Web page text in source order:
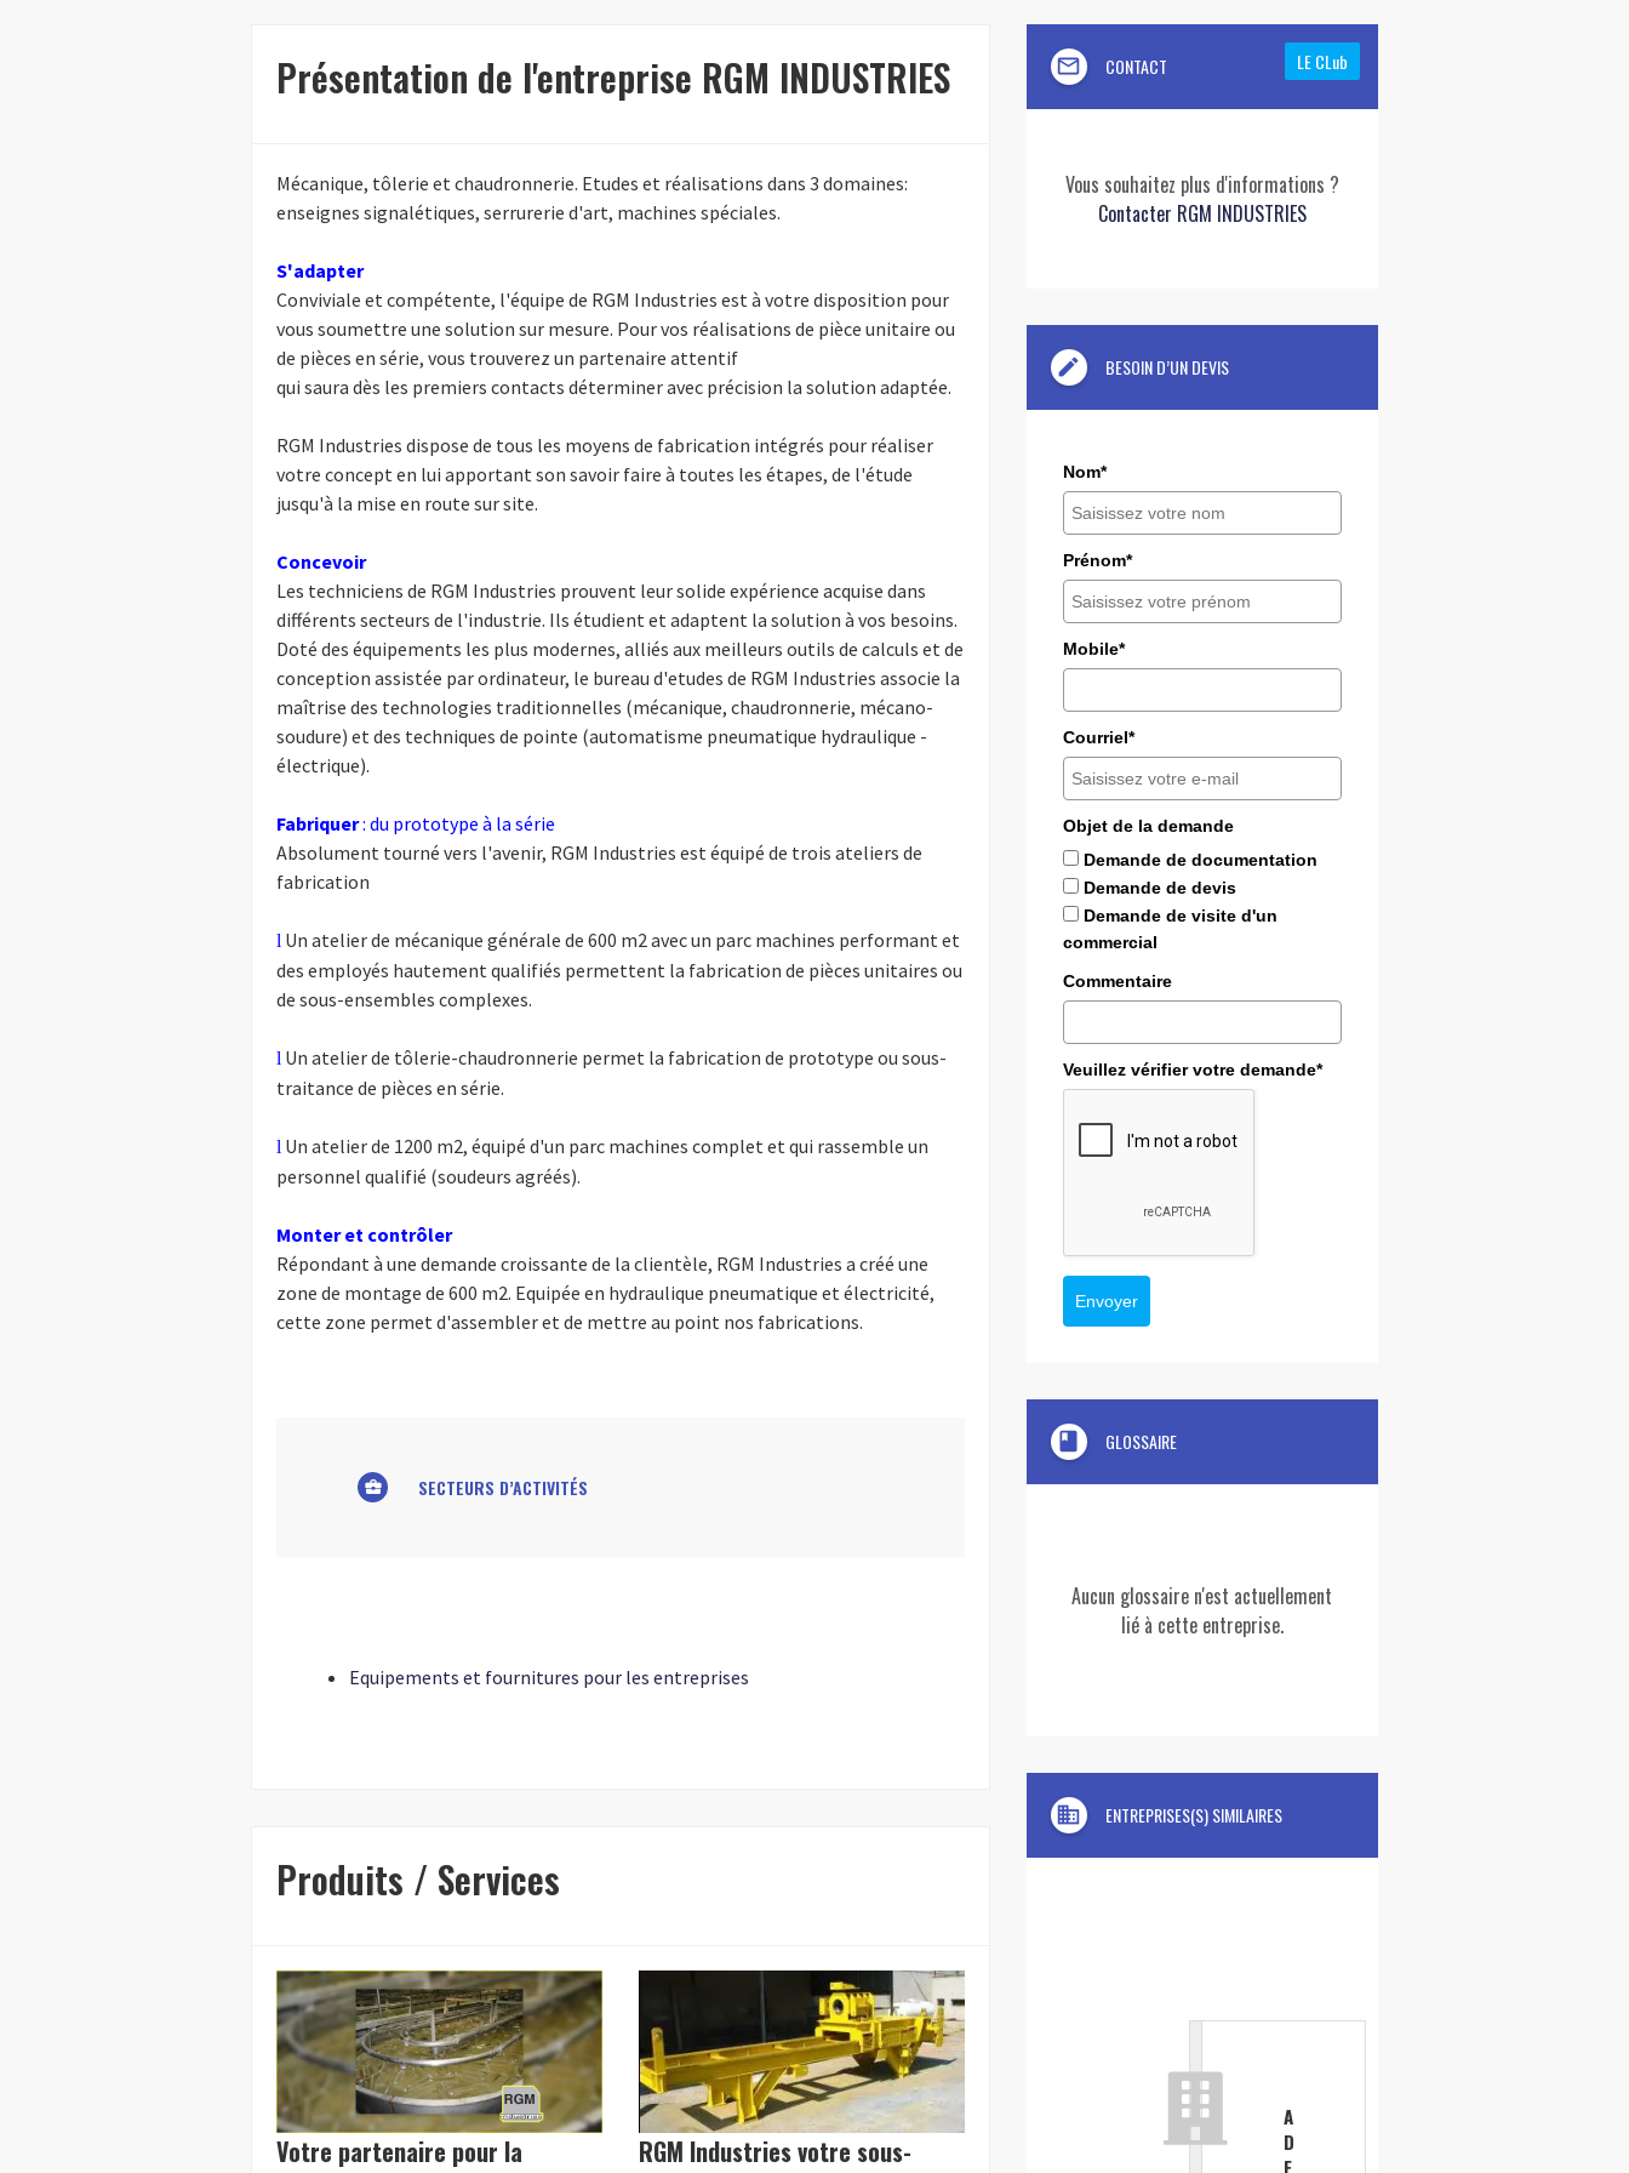
Présentation de l'entreprise RGM INDUSTRIES
Mécanique, tôlerie et chaudronnerie. Etudes et réalisations dans 3 domaines:
enseignes signalétiques, serrurerie d'art, machines spéciales.
S'adapter
Conviviale et compétente, l'équipe de RGM Industries est à votre disposition pour
vous soumettre une solution sur mesure. Pour vos réalisations de pièce unitaire ou
de pièces en série, vous trouverez un partenaire attentif
qui saura dès les premiers contacts déterminer avec précision la solution adaptée.
RGM Industries dispose de tous les moyens de fabrication intégrés pour réaliser
votre concept en lui apportant son savoir faire à toutes les étapes, de l'étude
jusqu'à la mise en route sur site.
Concevoir
Les techniciens de RGM Industries prouvent leur solide expérience acquise dans
différents secteurs de l'industrie. Ils étudient et adaptent la solution à vos besoins.
Doté des équipements les plus modernes, alliés aux meilleurs outils de calculs et de
conception assistée par ordinateur, le bureau d'etudes de RGM Industries associe la
maîtrise des technologies traditionnelles (mécanique, chaudronnerie, mécano-
soudure) et des techniques de pointe (automatisme pneumatique hydraulique -
électrique).
Fabriquer: du prototype à la série
Absolument tourné vers l'avenir, RGM Industries est équipé de trois ateliers de
fabrication
l Un atelier de mécanique générale de 600 m2 avec un parc machines performant et
des employés hautement qualifiés permettent la fabrication de pièces unitaires ou
de sous-ensembles complexes.
l Un atelier de tôlerie-chaudronnerie permet la fabrication de prototype ou sous-
traitance de pièces en série.
l Un atelier de 1200 m2, équipé d'un parc machines complet et qui rassemble un
personnel qualifié (soudeurs agréés).
Monter et contrôler
Répondant à une demande croissante de la clientèle, RGM Industries a créé une
zone de montage de 600 m2. Equipée en hydraulique pneumatique et électricité,
cette zone permet d'assembler et de mettre au point nos fabrications.
business_center SECTEURS D’ACTIVITÉS
Equipements et fournitures pour les entreprises
Produits / Services
Votre partenaire pour la
RGM Industries votre sous-
mail_outline CONTACT LE CLub
Vous souhaitez plus d'informations ?
Contacter RGM INDUSTRIES
edit BESOIN D’UN DEVIS
Nom*
Prénom*
Mobile*
Courriel*
Objet de la demande
Demande de documentation
Demande de devis
Demande de visite d'un
commercial
Commentaire
Veuillez vérifier votre demande*
Envoyer
book GLOSSAIRE
Aucun glossaire n'est actuellement
lié à cette entreprise.
domain ENTREPRISES(S) SIMILAIRES
A
D
E